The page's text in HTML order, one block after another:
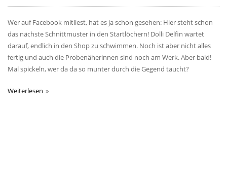
Wer auf Facebook mitliest, hat es ja schon gesehen: Hier steht schon
das nächste Schnittmuster in den Startlöchern! Dolli Delfin wartet
darauf, endlich in den Shop zu schwimmen. Noch ist aber nicht alles
fertig und auch die Probenäherinnen sind noch am Werk. Aber bald!
Mal spickeln, wer da da so munter durch die Gegend taucht?
Weiterlesen